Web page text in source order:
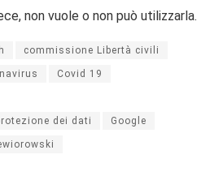
non vuole o non può utilizzarla.
commissione Libertà civili
Covid 19
dei dati Google